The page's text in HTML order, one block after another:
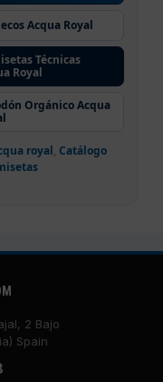
Acqua Royal
Técnicas
Royal
Orgánico Acqua
royal, Catálogo
2 Bajo
Spain